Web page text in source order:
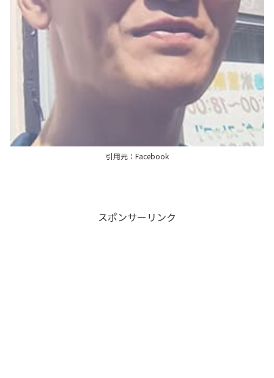
引用元：Facebook
スポンサーリンク